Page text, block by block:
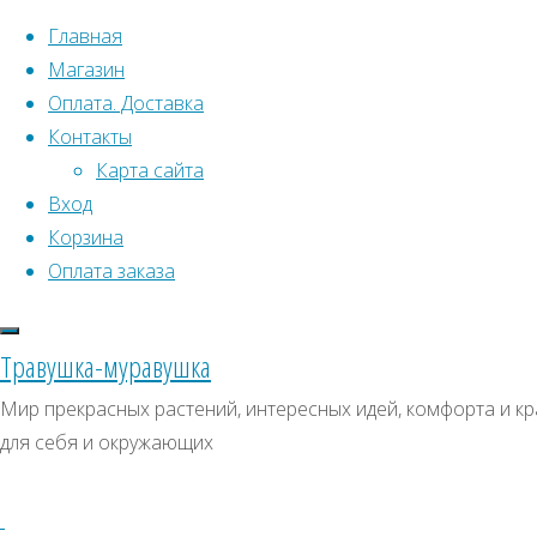
Перейти к содержимому
Главная
Магазин
Оплата. Доставка
Контакты
Карта сайта
Вход
Корзина
Оплата заказа
Травушка-муравушка
Мир прекрасных растений, интересных идей, комфорта и
для себя и окружающих
Что искать:
Поиск
слива
Д0015
Д0015
Искать:
СКИДКИ, АКЦИИ
Категории магазина